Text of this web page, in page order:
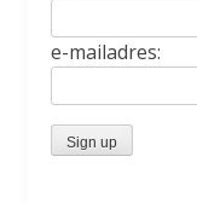
e-mailadres: